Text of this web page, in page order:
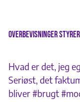
Overbevisninger
Hvad er det, jeg
Seriøst, det
bliver #brugt